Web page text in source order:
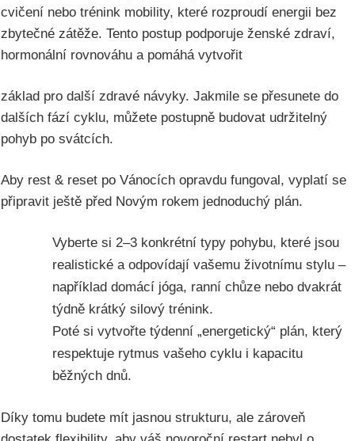
cvičení nebo trénink mobility, které rozproudí energii bez
zbytečné zátěže. Tento postup podporuje ženské zdraví,
hormonální rovnováhu a pomáhá vytvořit
základ pro další zdravé návyky. Jakmile se přesunete do
dalších fází cyklu, můžete postupně budovat udržitelný
pohyb po svátcích.
Aby rest & reset po Vánocích opravdu fungoval, vyplatí se
připravit ještě před Novým rokem jednoduchý plán.
Vyberte si 2–3 konkrétní typy pohybu, které jsou
realistické a odpovídají vašemu životnímu stylu –
například domácí jóga, ranní chůze nebo dvakrát
týdně krátký silový trénink.
Poté si vytvořte týdenní „energetický“ plán, který
respektuje rytmus vašeho cyklu i kapacitu
běžných dnů.
Díky tomu budete mít jasnou strukturu, ale zároveň